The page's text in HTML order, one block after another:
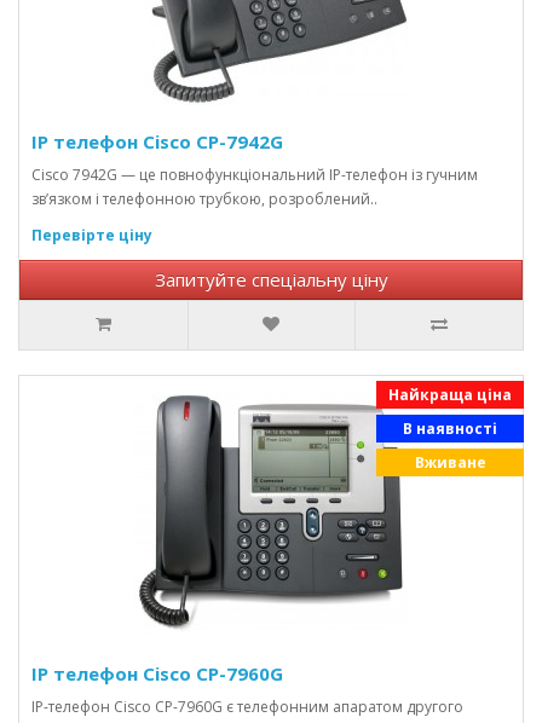
IP телефон Cisco CP-7942G
Cisco 7942G — це повнофункціональний IP-телефон із гучним
зв’язком і телефонною трубкою, розроблений..
Перевірте ціну
Запитуйте спеціальну ціну
Найкраща ціна
В наявності
Вживане
IP телефон Cisco CP-7960G
IP-телефон Cisco CP-7960G є телефонним апаратом другого